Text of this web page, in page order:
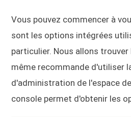
Vous pouvez commencer à
sont les options intégrées
particulier. Nous allons trouver
même recommande d'utiliser
d'administration de l'espace
console permet d'obtenir les